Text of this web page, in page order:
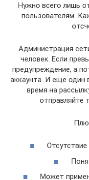
Нужно всего лишь
пользователям.
Администрация
человек. Если
предупреждение, а
аккаунта. И еще
время на
отправляйте
Может